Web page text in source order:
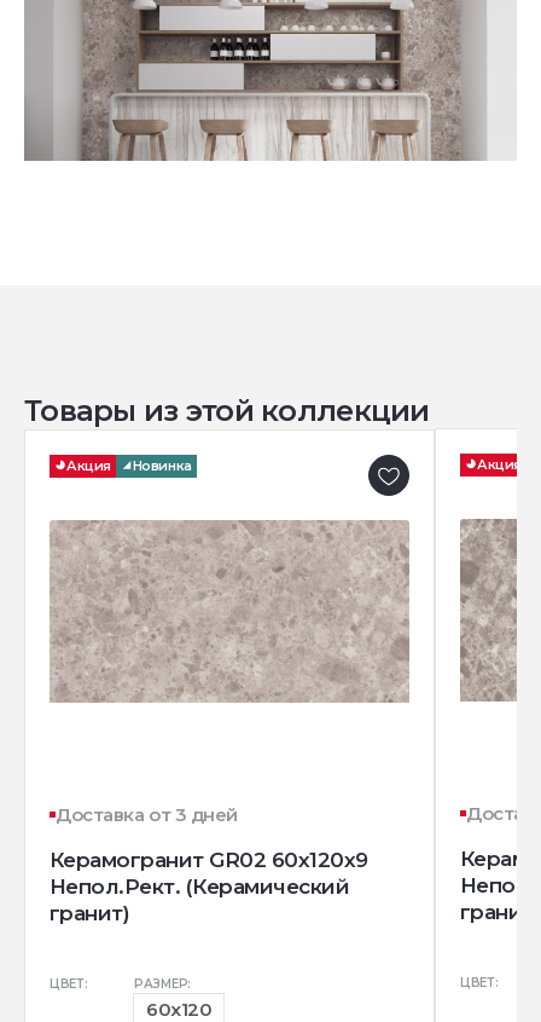
Товары из этой коллекции
Акция Новинка
Доставка от 3 дней
Керамогранит GR02 60x120x9
Непол.Рект. (Керамический
гранит)
ЦВЕТ: РАЗМЕР:
60x120
Акция
гранит)
ЦВЕТ: